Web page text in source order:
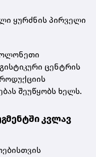
ყურძნის პირველი
ცენტრის
შეუწყობს ხელს.
კვლავ